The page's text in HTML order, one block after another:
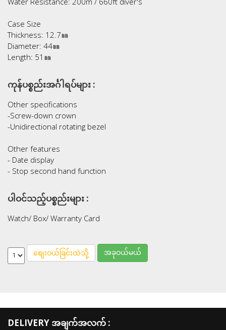
Case Size
Thickness: 12.7㎜
Diameter: 44㎜
Length: 51㎜
ကုန်ပစ္စည်းအင်္ဂါရပ်များ :
Other specifications
-Screw-down crown
-Unidirectional rotating bezel
Other features
- Date display
- Stop second hand function
ပါဝင်သည့်ပစ္စည်းများ :
Watch/ Box/ Warranty Card
စျေးဝယ်ခြင်းထဲသို့ အခုဝယ်မယ်
DELIVERY အချက်အလက် :